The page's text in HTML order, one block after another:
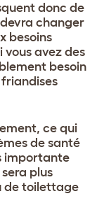
donc de
changer
besoins
vous avez des
besoin
ce qui
de santé
importante
plus
de toilettage